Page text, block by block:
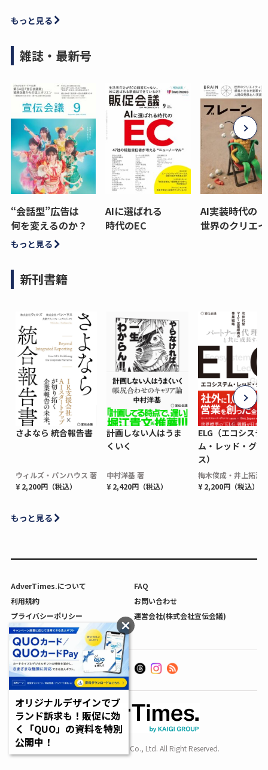
もっと見る
雑誌・最新号
“会話型”広告は
何を変えるのか？
AIに選ばれる
時代のEC
AI実装時代の
世界のクリエ
もっと見る
新刊書籍
さよなら 統合報告書
ウィルズ・パンハウス 著
¥ 2,200円（税込）
計画しない人はうま
くいく
中村洋基 著
¥ 2,420円（税込）
ELG（エコシステ
ム・レッド・グロ
ス）
梅木俊成・井上拓海
¥ 2,200円（税込）
もっと見る
AdverTimes.について
FAQ
利用規約
お問い合わせ
プライバシーポリシー
運営会社(株式会社宣伝会議)
利用者情報の外部送信について
Copyright SENDENKAIGI Co., Ltd. All Right Reserved.
オリジナルデザインでブ
ランド訴求も！販促に効
く「QUO」の資料を特別
公開中！